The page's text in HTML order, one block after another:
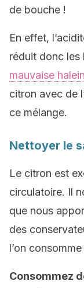
de bouche !
En effet,
réduit donc les
mauvaise
citron avec de
ce mélange.
Nettoyer le
Le citron est
circulatoire. Il
que nous
des
l’on
Consommez